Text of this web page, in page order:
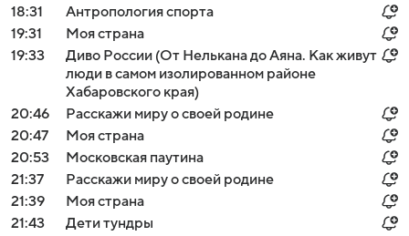
18:31
Антропология спорта
19:31
Моя страна
19:33
Диво России (От Нелькана до Аяна. Как живут
люди в самом изолированном районе
Хабаровского края)
20:46
Расскажи миру о своей родине
20:47
Моя страна
20:53
Московская паутина
21:37
Расскажи миру о своей родине
21:39
Моя страна
21:43
Дети тундры